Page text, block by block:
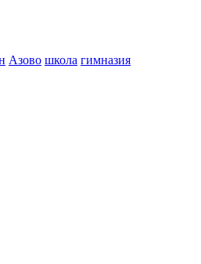
Азово школа гимназия